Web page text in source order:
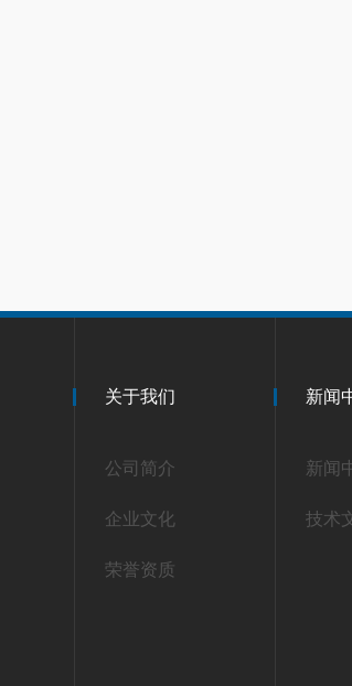
关于我们
公司简介
企业文化
荣誉资质
新闻
新闻
技术